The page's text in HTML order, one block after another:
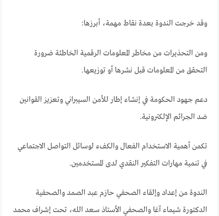
وقد خرجت الندوة بعدة نقاط مهمة، أبرزها:
ومن التحذيرات من مخاطر المعلومات الرقمية الخاطئة ضرورة
التحقق من المعلومات قبل نشرها أو توزيعها.
دعم جهود الحكومة في إنشاء إطار للأمن السيبراني وتعزيز القوانين
ضد الجرائم الإلكترونية.
تكمن أهمية الاستخدام الفعال والكفء لوسائل التواصل الاجتماعي
في تنمية مهارات التفكير النقدي لدى المستخدمين.
الندوة من إعداد وإلقاء الصحفي حازم عبد الصمد والصحفية
الدكتورة شيماء آغا والصحفي الأستاذ سعد الله، تحت إشراف محمد